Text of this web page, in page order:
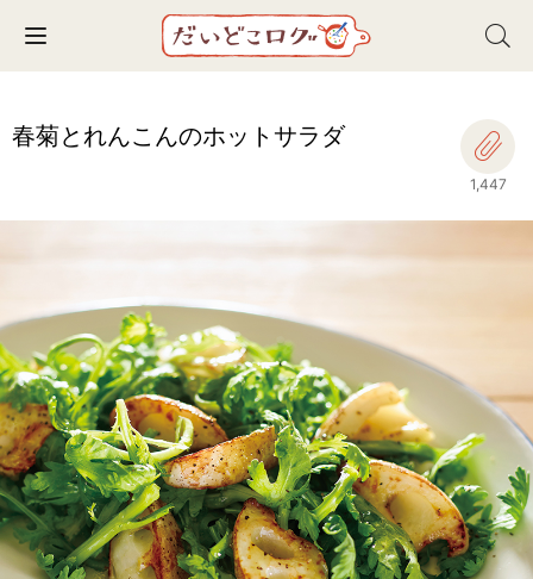
Toggle navigation
春菊とれんこんのホットサラダ
1,447